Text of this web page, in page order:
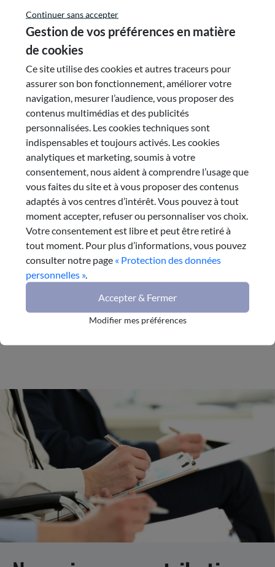
Avis mars 2016
Orientations budgétaires 2016
Le CESER a été saisi par le Président du Conseil
Régional en date du 03/03/2016 sur le rapport
d’orientations budgétaires 2016, en application des
articles L4241-3 et L 4241-2 du code général des
collectivités territoriales. Il a pris connaissance de ce
rapport présenté en commission par le 1er vice-
président du Conseil régional, délégué aux Finances,
à l’administration générale, aux économies
budgétaires et aux politiques transfrontalières.
#Finances locales#Budget
Lire la suite
Continuer sans accepter
Gestion de vos préférences en matière
de cookies
Ce site utilise des cookies et autres traceurs pour
assurer son bon fonctionnement, améliorer votre
navigation, mesurer l’audience, vous proposer des
contenus multimédias et des publicités
personnalisées. Les cookies techniques sont
indispensables et toujours activés. Les cookies
analytiques et marketing, soumis à votre
consentement, nous aident à comprendre l’usage que
vous faites du site et à vous proposer des contenus
adaptés à vos centres d’intérêt. Vous pouvez à tout
moment accepter, refuser ou personnaliser vos choix.
Votre consentement est libre et peut être retiré à
tout moment. Pour plus d’informations, vous pouvez
consulter notre page « Protection des données
personnelles ».
Accepter & Fermer
Modifier mes préférences